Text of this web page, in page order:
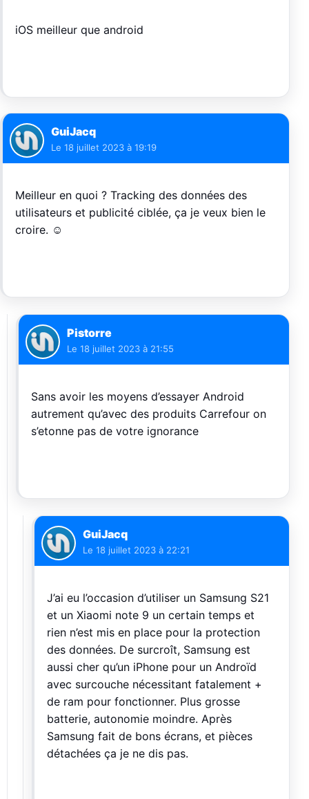
iOS meilleur que android
GuiJacq
Le 18 juillet 2023 à 19:19
Meilleur en quoi ? Tracking des données des
utilisateurs et publicité ciblée, ça je veux bien le
croire. ☺️
Pistorre
Le 18 juillet 2023 à 21:55
Sans avoir les moyens d’essayer Android
autrement qu’avec des produits Carrefour on
s’etonne pas de votre ignorance
GuiJacq
Le 18 juillet 2023 à 22:21
J’ai eu l’occasion d’utiliser un Samsung S21
et un Xiaomi note 9 un certain temps et
rien n’est mis en place pour la protection
des données. De surcroît, Samsung est
aussi cher qu’un iPhone pour un Androïd
avec surcouche nécessitant fatalement +
de ram pour fonctionner. Plus grosse
batterie, autonomie moindre. Après
Samsung fait de bons écrans, et pièces
détachées ça je ne dis pas.